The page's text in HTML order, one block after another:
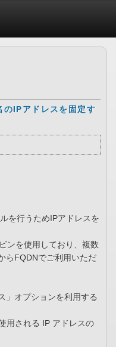
IPアドレスを固定す
を行うためIPアドレスを
ンを使用しており、複数
らFQDNでご利用いただ
」オプションを利用する
用される IP アドレスの